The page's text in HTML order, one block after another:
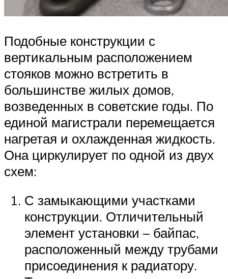
Подобные конструкции с
вертикальным расположением
стояков можно встретить в
большинстве жилых домов,
возведенных в советские годы. По
единой магистрали перемещается
нагретая и охлажденная жидкость.
Она циркулирует по одной из двух
схем:
С замыкающими участками
конструкции. Отличительный
элемент установки – байпас,
расположенный между трубами
присоединения к радиатору.